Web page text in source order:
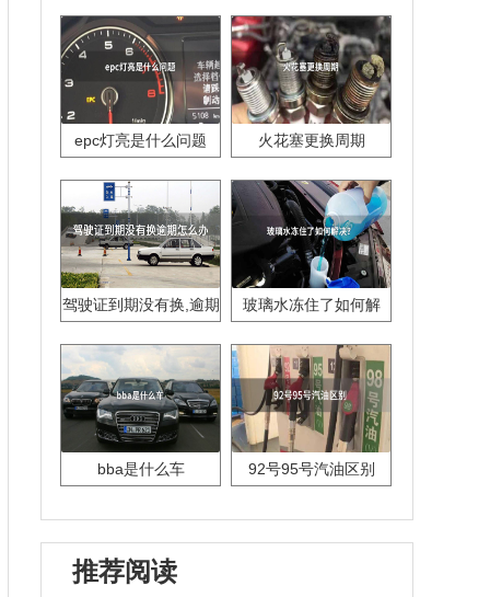
epc灯亮是什么问题 火花塞更换周期
驾驶证到期没有换,逾期
玻璃水冻住了如何解
bba是什么车 92号95号汽油区别
推荐阅读